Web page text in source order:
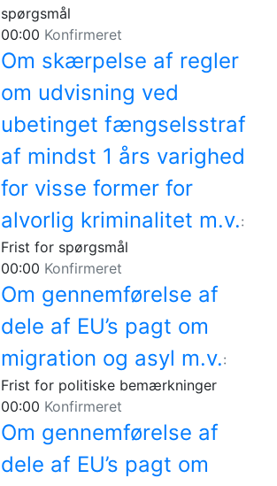
spørgsmål
00:00 Konfirmeret
Om skærpelse af regler
om udvisning ved
ubetinget fængselsstraf
af mindst 1 års varighed
for visse former for
alvorlig kriminalitet m.v.:
Frist for spørgsmål
00:00 Konfirmeret
Om gennemførelse af
dele af EU’s pagt om
migration og asyl m.v.:
Frist for politiske bemærkninger
00:00 Konfirmeret
Om gennemførelse af
dele af EU’s pagt om